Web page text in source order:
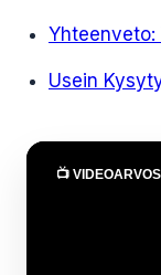
Usein
📺